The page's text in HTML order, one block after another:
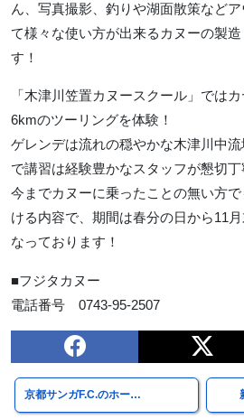
ん、写真撮影、釣りや湖面散策など
て様々な使い方が出来るカヌーの製
す！
「木津川笠置カヌースクール」では
6kmのツーリングを体験！
ゲレンデは流れの穏やかな木津川中
で講習は経験豊かなスタッフが懇切丁
今までカヌーに乗ったことの無い方
ける内容で、期間は春分の日から11
なっております！
■フジタカヌー
電話番号 0743-95-2507
京都サンガF.C.のホー…